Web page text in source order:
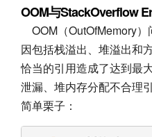
OOM与StackOverflow
OOM（OutOfMemory
因包括栈溢出、堆溢出和
恰当的引用造成了达到最
泄漏、堆内存分配不合理
简单栗子：